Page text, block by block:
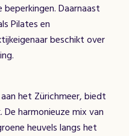
Daarnaast
Pilates en
beschikt over
het Zürichmeer, biedt
harmonieuze mix van
heuvels langs het